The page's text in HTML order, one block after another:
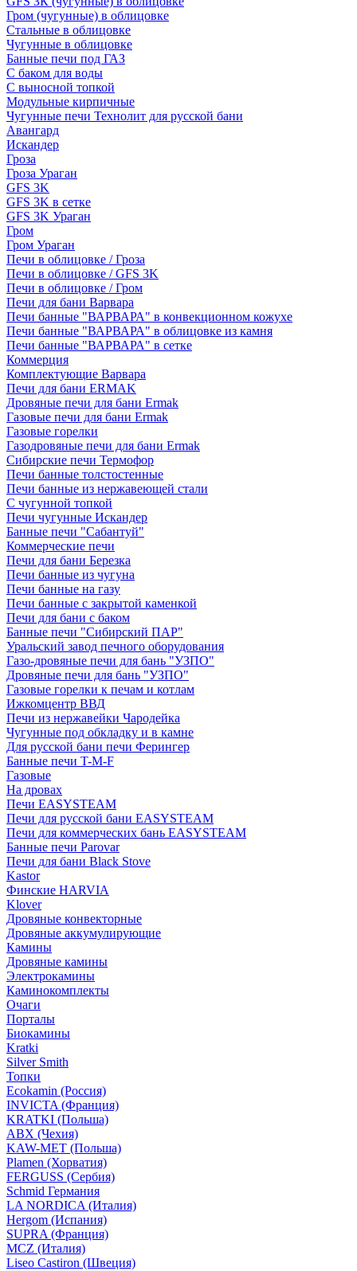
Гром (чугунные) в облицовке
Стальные в облицовке
Чугунные в облицовке
Банные печи под ГАЗ
С баком для воды
С выносной топкой
Модульные кирпичные
Чугунные печи Технолит для русской бани
Авангард
Искандер
Гроза
Гроза Ураган
GFS 3K
GFS 3K в сетке
GFS 3K Ураган
Гром
Гром Ураган
Печи в облицовке / Гроза
Печи в облицовке / GFS 3K
Печи в облицовке / Гром
Печи для бани Варвара
Печи банные "ВАРВАРА" в конвекционном кожухе
Печи банные "ВАРВАРА" в облицовке из камня
Печи банные "ВАРВАРА" в сетке
Коммерция
Комплектующие Варвара
Печи для бани ERMAK
Дровяные печи для бани Ermak
Газовые печи для бани Ermak
Газовые горелки
Газодровяные печи для бани Ermak
Сибирские печи Термофор
Печи банные толстостенные
Печи банные из нержавеющей стали
С чугунной топкой
Печи чугунные Искандер
Банные печи "Сабантуй"
Коммерческие печи
Печи для бани Березка
Печи банные из чугуна
Печи банные на газу
Печи банные с закрытой каменкой
Печи для бани с баком
Банные печи "Сибирский ПАР"
Уральский завод печного оборудования
Газо-дровяные печи для бань "УЗПО"
Дровяные печи для бань "УЗПО"
Газовые горелки к печам и котлам
Ижкомцентр ВВД
Печи из нержавейки Чародейка
Чугунные под обкладку и в камне
Для русской бани печи Ферингер
Банные печи T-M-F
Газовые
На дровах
Печи EASYSTEAM
Печи для русской бани EASYSTEAM
Печи для коммерческих бань EASYSTEAM
Банные печи Parovar
Печи для бани Black Stove
Kastor
Финские HARVIA
Klover
Дровяные конвекторные
Дровяные аккумулирующие
Камины
Дровяные камины
Электрокамины
Каминокомплекты
Очаги
Порталы
Биокамины
Kratki
Silver Smith
Топки
Ecokamin (Россия)
INVICTA (Франция)
KRATKI (Польша)
ABX (Чехия)
KAW-MET (Польша)
Plamen (Хорватия)
FERGUSS (Сербия)
Schmid Германия
LA NORDICA (Италия)
Hergom (Испания)
SUPRA (Франция)
MCZ (Италия)
Liseo Castiron (Швеция)